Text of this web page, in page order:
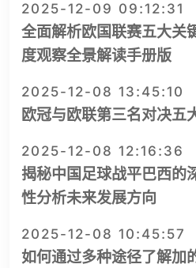
2025-12-09 09:12:31
全面解析欧国联赛五大关
度观察全景解读手册版
2025-12-08 13:45:10
欧冠与欧联第三名对决五
2025-12-08 12:16:36
揭秘中国足球战平巴西的
性分析未来发展方向
2025-12-08 10:45:57
如何通过多种途径了解加